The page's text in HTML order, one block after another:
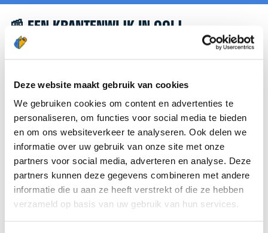
Deze website maakt gebruik van cookies
We gebruiken cookies om content en advertenties te
personaliseren, om functies voor social media te bieden
en om ons websiteverkeer te analyseren. Ook delen we
informatie over uw gebruik van onze site met onze
partners voor social media, adverteren en analyse. Deze
partners kunnen deze gegevens combineren met andere
informatie die u aan ze heeft verstrekt of die ze hebben
verzameld op basis van uw gebruik van hun services.
📰 EEN KRANTENWIJK IN OOIJ
Leuk dat je geïnteresseerd bent in een
verwijzen we je graag door naar de website van
krantenbezorgen.nl . Daar kun je je eenvoudig
aanmelden om de krant te bezorgen in Ooij.
We hopen dat je snel aan de slag kunt en wensen
je veel succes! 🚴‍♂️💨
Meld je aan als krantenbezorger!